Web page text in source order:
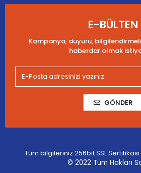
E-BÜLTEN
Kampanya, duyuru,
haberdar olmak
GÖNDER
Tüm bilgileriniz 256bit SSL
© 2022 Tüm Hakları